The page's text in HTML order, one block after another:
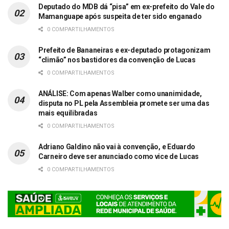
Deputado do MDB dá “pisa” em ex-prefeito do Vale do
Mamanguape após suspeita de ter sido enganado
0 COMPARTILHAMENTOS
Prefeito de Bananeiras e ex-deputado protagonizam
“climão” nos bastidores da convenção de Lucas
0 COMPARTILHAMENTOS
ANÁLISE: Com apenas Walber como unanimidade,
disputa no PL pela Assembleia promete ser uma das
mais equilibradas
0 COMPARTILHAMENTOS
Adriano Galdino não vai à convenção, e Eduardo
Carneiro deve ser anunciado como vice de Lucas
0 COMPARTILHAMENTOS